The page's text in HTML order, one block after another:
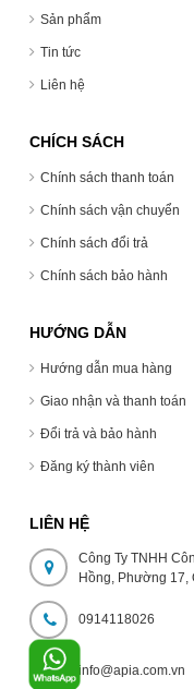
Sản phẩm
Tin tức
Liên hệ
CHÍCH SÁCH
Chính sách thanh toán
Chính sách vận chuyển
Chính sách đổi trả
Chính sách bảo hành
HƯỚNG DẪN
Hướng dẫn mua hàng
Giao nhận và thanh toán
Đổi trả và bảo hành
Đăng ký thành viên
LIÊN HỆ
Công Ty TNHH
Hồng, Phường 17,
0914118026
info@apia.com.vn